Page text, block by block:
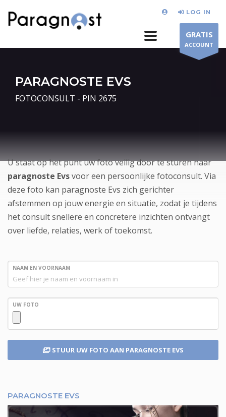
LOG IN
GRATIS
ACCOUNT
PARAGNOSTE EVS
FOTOCONSULT - PIN 2675
U staat op het punt uw foto veilig door te sturen naar
paragnoste Evsvoor een persoonlijke fotoconsult. Via
deze foto kan paragnoste Evs zich gerichter
afstemmen op jouw energie en situatie, zodat je tijdens
het consult snellere en concretere inzichten ontvangt
over liefde, relaties, werk of toekomst.
NAAM EN VOORNAAM
UW FOTO
STUUR UW FOTO AAN PARAGNOSTE EVS
PARAGNOSTE EVS